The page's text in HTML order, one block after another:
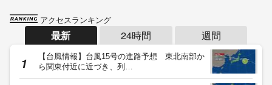
アクセスランキング
最新 24時間 週間
【台風情報】台風15号の進路予想 東北南部か
ら関東付近に近づき、列…